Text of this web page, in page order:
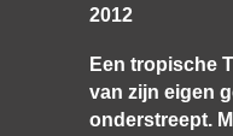
2012
Een tropische
van zijn eigen
onderstreept.